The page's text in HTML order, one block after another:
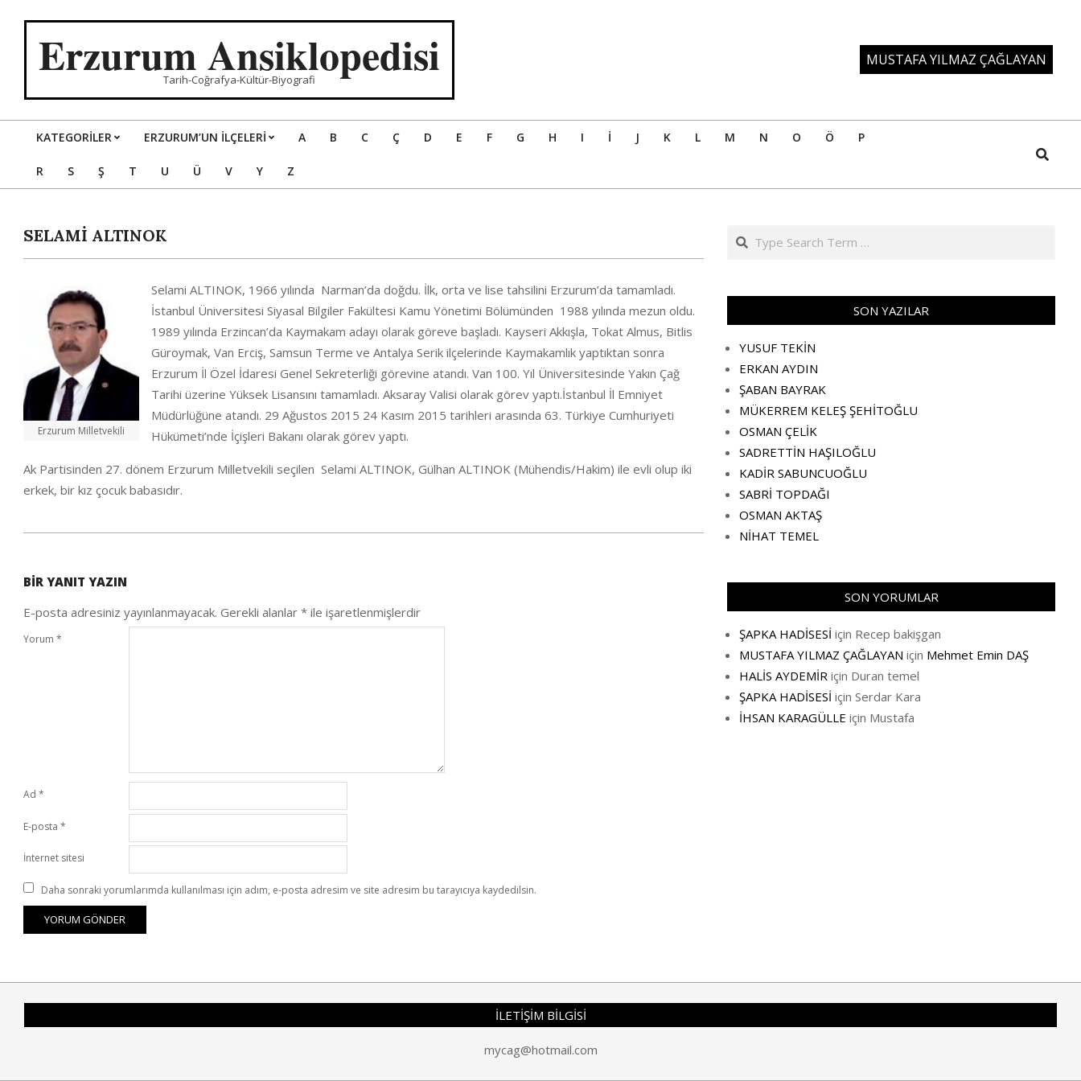
Erzurum Ansiklopedisi
Tarih-Coğrafya-Kültür-Biyografi
MUSTAFA YILMAZ ÇAĞLAYAN
Primary
Navigation
KATEGORILER ERZURUM’UN İLÇELERİ A B C Ç D E F G H I İ J K L M N O Ö P
R S Ş T U Ü V Y Z
Search
SELAMİ ALTINOK
Erzurum Milletvekili
Selami ALTINOK, 1966 yılında Narman’da doğdu. İlk, orta ve lise tahsilini Erzurum’da tamamladı.
İstanbul Üniversitesi Siyasal Bilgiler Fakültesi Kamu Yönetimi Bölümünden 1988 yılında mezun oldu.
1989 yılında Erzincan’da Kaymakam adayı olarak göreve başladı. Kayseri Akkışla, Tokat Almus, Bitlis
Güroymak, Van Erciş, Samsun Terme ve Antalya Serik ilçelerinde Kaymakamlık yaptıktan sonra
Erzurum İl Özel İdaresi Genel Sekreterliği görevine atandı. Van 100. Yıl Üniversitesinde Yakın Çağ
Tarihi üzerine Yüksek Lisansını tamamladı. Aksaray Valisi olarak görev yaptı.İstanbul İl Emniyet
Müdürlüğüne atandı. 29 Ağustos 2015 24 Kasım 2015 tarihleri arasında 63. Türkiye Cumhuriyeti
Hükümeti’nde İçişleri Bakanı olarak görev yaptı.
Ak Partisinden 27. dönem Erzurum Milletvekili seçilen Selami ALTINOK, Gülhan ALTINOK (Mühendis/Hakim) ile evli olup iki
erkek, bir kız çocuk babasıdır.
24
BIR YANIT YAZIN
E-posta adresiniz yayınlanmayacak. Gerekli alanlar * ile işaretlenmişlerdir
Yorum *
Ad *
E-posta *
İnternet sitesi
Daha sonraki yorumlarımda kullanılması için adım, e-posta adresim ve site adresim bu tarayıcıya kaydedilsin.
Search
SON YAZILAR
YUSUF TEKİN
ERKAN AYDIN
ŞABAN BAYRAK
MÜKERREM KELEŞ ŞEHİTOĞLU
OSMAN ÇELİK
SADRETTİN HAŞILOĞLU
KADİR SABUNCUOĞLU
SABRİ TOPDAĞI
OSMAN AKTAŞ
NİHAT TEMEL
SON YORUMLAR
ŞAPKA HADİSESİ için Recep bakişgan
MUSTAFA YILMAZ ÇAĞLAYAN için Mehmet Emin DAŞ
HALİS AYDEMİR için Duran temel
ŞAPKA HADİSESİ için Serdar Kara
İHSAN KARAGÜLLE için Mustafa
İLETİŞİM BİLGİSİ
mycag@hotmail.com